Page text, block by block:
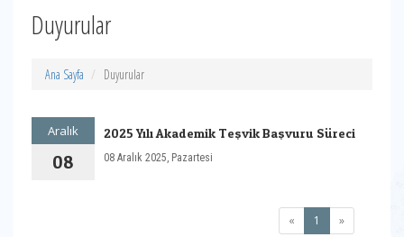
Duyurular
Ana Sayfa Duyurular
Aralık
08
2025 Yılı Akademik Teşvik Başvuru Süreci
08 Aralık 2025, Pazartesi
« 1 (current)
»